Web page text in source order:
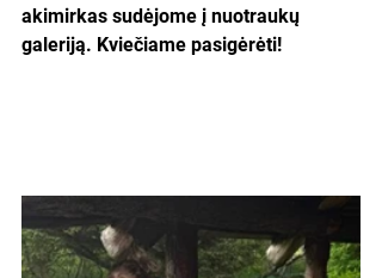
akimirkas sudėjome į nuotraukų
galeriją. Kviečiame pasigėrėti!